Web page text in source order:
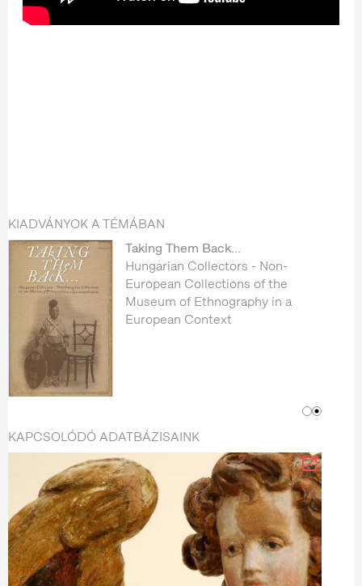
KIADVÁNYOK A TÉMÁBAN
Taking Them Back...
Hungarian Collectors - Non-
European Collections of the
Museum of Ethnography in a
European Context
KAPCSOLÓDÓ ADATBÁZISAINK